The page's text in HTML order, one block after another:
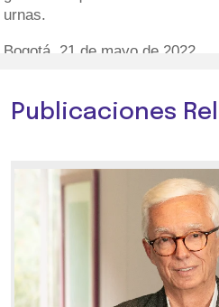
urnas.
Bogotá, 21 de mayo de 2022.
Publicaciones